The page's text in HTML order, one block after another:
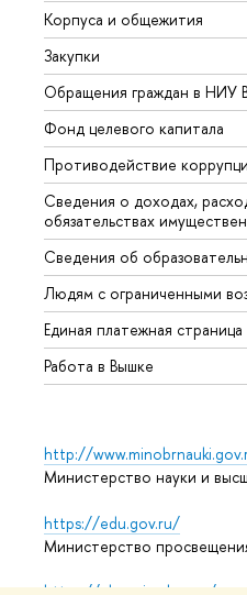
Корпуса и общежития
Закупки
Обращения граждан в НИУ
Фонд целевого капитала
Противодействие
Сведения о доходах,
обязательствах
Сведения об
Людям с ограниченными
Единая платежная страница
Работа в Вышке
http://
Министерство науки и
https://edu.gov.ru/
Министерство